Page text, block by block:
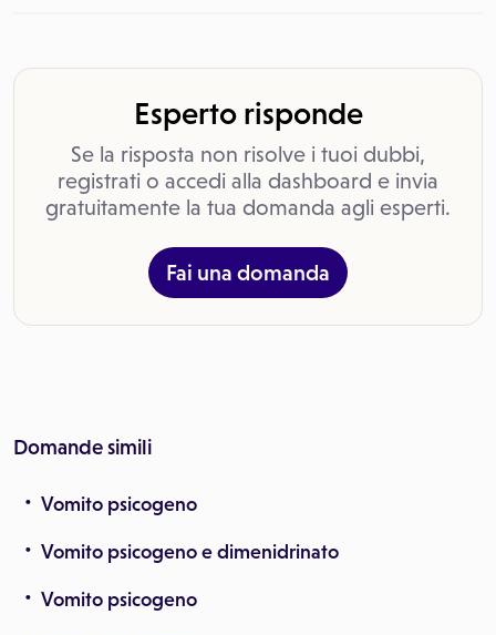
Esperto risponde
Se la risposta non risolve i tuoi dubbi,
registrati o accedi alla dashboard e invia
gratuitamente la tua domanda agli esperti.
Fai una domanda
Domande simili
Vomito psicogeno
Vomito psicogeno e dimenidrinato
Vomito psicogeno